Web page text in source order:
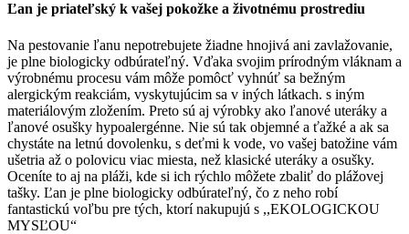
Ľan je priateľský k vašej pokožke a životnému prostrediu
Na pestovanie ľanu nepotrebujete žiadne hnojivá ani zavlažovanie,
je plne biologicky odbúrateľný. Vďaka svojim prírodným vláknam a
výrobnému procesu vám môže pomôcť vyhnúť sa bežným
alergickým reakciám, vyskytujúcim sa v iných látkach. s iným
materiálovým zložením. Preto sú aj výrobky ako ľanové uteráky a
ľanové osušky hypoalergénne. Nie sú tak objemné a ťažké a ak sa
chystáte na letnú dovolenku, s deťmi k vode, vo vašej batožine vám
ušetria až o polovicu viac miesta, než klasické uteráky a osušky.
Oceníte to aj na pláži, kde si ich rýchlo môžete zbaliť do plážovej
tašky. Ľan je plne biologicky odbúrateľný, čo z neho robí
fantastickú voľbu pre tých, ktorí nakupujú s ,,EKOLOGICKOU
MYSĽOU“